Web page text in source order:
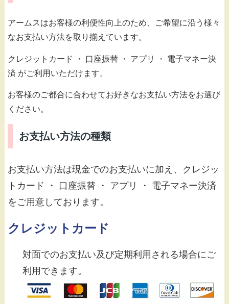
アームスはお客様の利便性向上のため、ご希望に沿う様々
なお支払い方法を取り揃えています。
クレジットカード ・ 口座振替 ・ アプリ ・ 電子マネー決
済 がご利用いただけます。
お客様のご都合に合わせてお好きなお支払い方法をお選び
ください。
お支払い方法の種類
お支払い方法は現金でのお支払いに加え、クレジッ
トカード ・ 口座振替 ・ アプリ ・ 電子マネー決済
をご用意しております。
クレジットカード
対面でのお支払い及び定期利用される場合にご
利用できます。